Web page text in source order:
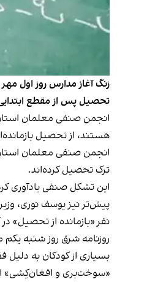
زنگ آغاز مدارس روز اول
تحصیل پس از مقطع ابتدایی
هستند، از تحصیل
ترک تحصیل کرده‌اند.
این تشکل صنفی یادآوری
پیش‌تر نیز یوسف نوری،
نفر «بازمانده از تحصیل» در کشور وجود دارد و ۱۶۰ هزار و
روزنامه شرق روز شنبه
بسیاری از کودکان به دلیل
«سوخت‌بری و